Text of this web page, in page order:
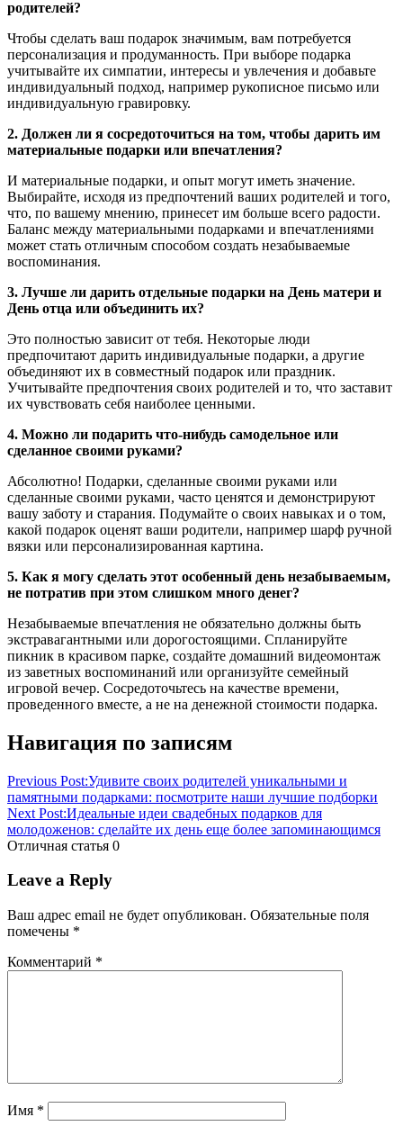
родителей?
Чтобы сделать ваш подарок значимым, вам потребуется
персонализация и продуманность. При выборе подарка
учитывайте их симпатии, интересы и увлечения и добавьте
индивидуальный подход, например рукописное письмо или
индивидуальную гравировку.
2. Должен ли я сосредоточиться на том, чтобы дарить им
материальные подарки или впечатления?
И материальные подарки, и опыт могут иметь значение.
Выбирайте, исходя из предпочтений ваших родителей и того,
что, по вашему мнению, принесет им больше всего радости.
Баланс между материальными подарками и впечатлениями
может стать отличным способом создать незабываемые
воспоминания.
3. Лучше ли дарить отдельные подарки на День матери и
День отца или объединить их?
Это полностью зависит от тебя. Некоторые люди
предпочитают дарить индивидуальные подарки, а другие
объединяют их в совместный подарок или праздник.
Учитывайте предпочтения своих родителей и то, что заставит
их чувствовать себя наиболее ценными.
4. Можно ли подарить что-нибудь самодельное или
сделанное своими руками?
Абсолютно! Подарки, сделанные своими руками или
сделанные своими руками, часто ценятся и демонстрируют
вашу заботу и старания. Подумайте о своих навыках и о том,
какой подарок оценят ваши родители, например шарф ручной
вязки или персонализированная картина.
5. Как я могу сделать этот особенный день незабываемым,
не потратив при этом слишком много денег?
Незабываемые впечатления не обязательно должны быть
экстравагантными или дорогостоящими. Спланируйте
пикник в красивом парке, создайте домашний видеомонтаж
из заветных воспоминаний или организуйте семейный
игровой вечер. Сосредоточьтесь на качестве времени,
проведенного вместе, а не на денежной стоимости подарка.
Навигация по записям
Previous Post:Удивите своих родителей уникальными и
памятными подарками: посмотрите наши лучшие подборки
Next Post:Идеальные идеи свадебных подарков для
молодоженов: сделайте их день еще более запоминающимся
Отличная статья 0
Leave a Reply
Ваш адрес email не будет опубликован. Обязательные поля
помечены *
Комментарий *
Имя *